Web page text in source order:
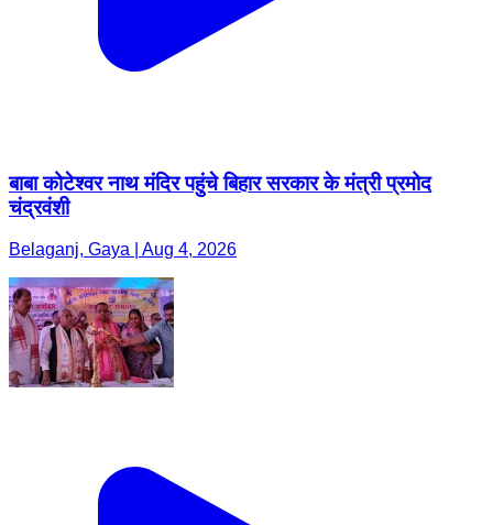
बाबा कोटेश्वर नाथ मंदिर पहुंचे बिहार सरकार के मंत्री प्रमोद
चंद्रवंशी
Belaganj, Gaya | Aug 4, 2026